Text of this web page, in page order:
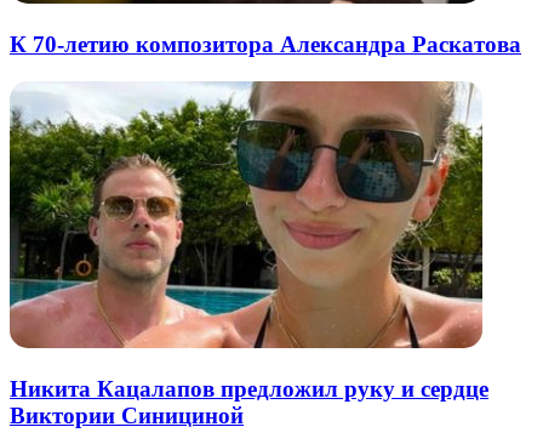
К 70-летию композитора Александра Раскатова
Никита Кацалапов предложил руку и сердце
Виктории Синициной